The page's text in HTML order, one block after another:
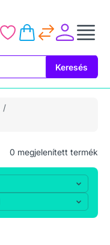
Keresés
0 megjelenített termék